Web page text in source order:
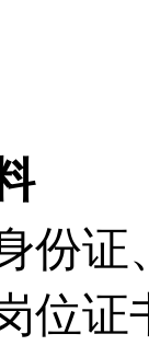
份
位证